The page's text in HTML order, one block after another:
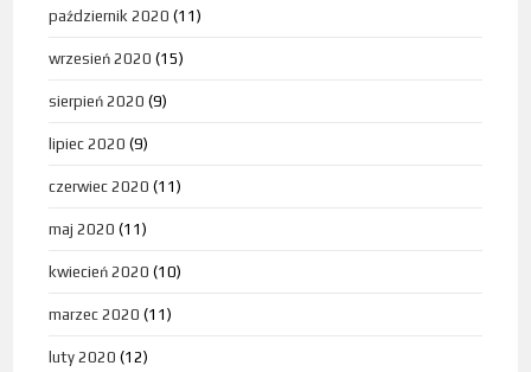
październik 2020 (11)
wrzesień 2020 (15)
sierpień 2020 (9)
lipiec 2020 (9)
czerwiec 2020 (11)
maj 2020 (11)
kwiecień 2020 (10)
marzec 2020 (11)
luty 2020 (12)